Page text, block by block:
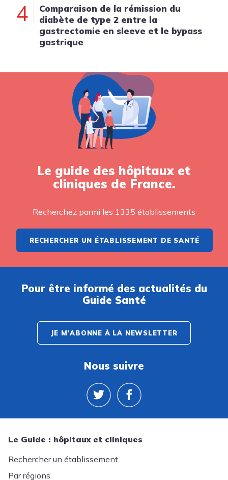
4
Comparaison de la rémission du
diabète de type 2 entre la
gastrectomie en sleeve et le bypass
gastrique
Le guide des hôpitaux et
cliniques de France.
Recherchez parmi les 1335 établissements
RECHERCHER UN ÉTABLISSEMENT DE SANTÉ
Pour être informé des actualités du
Guide Santé
JE M'ABONNE À LA NEWSLETTER
Nous suivre
Le Guide : hôpitaux et cliniques
Rechercher un établissement
Par régions